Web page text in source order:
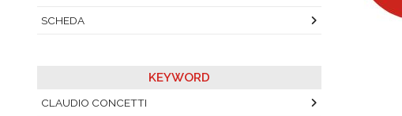
SCHEDA
KEYWORD
CLAUDIO CONCETTI